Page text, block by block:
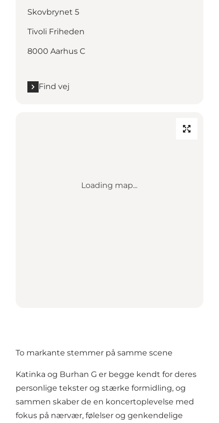
Skovbrynet 5
Tivoli Friheden
8000 Aarhus C
Find vej
Loading map...
To markante stemmer på samme scene
Katinka og Burhan G er begge kendt for deres
personlige tekster og stærke formidling, og
sammen skaber de en koncertoplevelse med
fokus på nærvær, følelser og genkendelige